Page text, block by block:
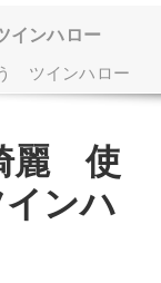
ンハロー
ツインハロー
麗 使
ンハ